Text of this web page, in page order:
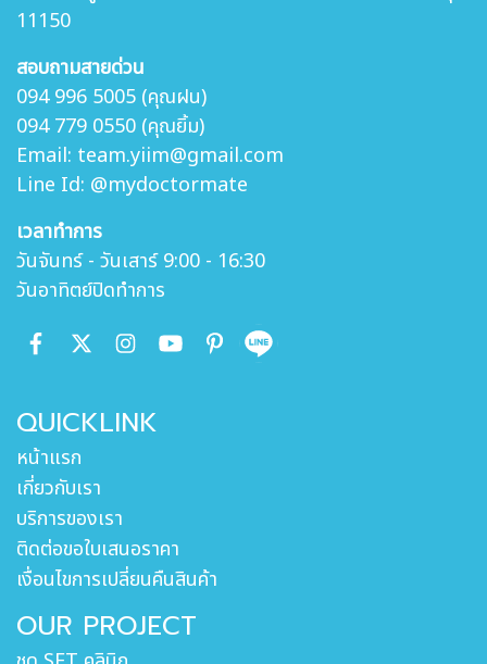
11150
สอบถามสายด่วน
094 996 5005 (คุณฝน)
094 779 0550 (คุณยิ้ม)
Email: team.yiim@gmail.com
Line Id: @mydoctormate
เวลาทำการ
วันจันทร์ - วันเสาร์ 9:00 - 16:30
วันอาทิตย์ปิดทำการ
QUICKLINK
หน้าแรก
เกี่ยวกับเรา
บริการของเรา
ติดต่อขอใบเสนอราคา
เงื่อนไขการเปลี่ยนคืนสินค้า
OUR PROJECT